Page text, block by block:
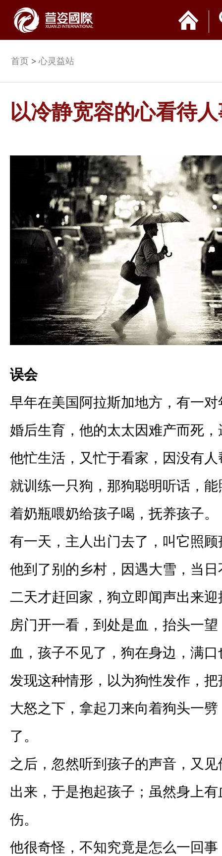
首页 > 心灵益站
以冷静宽容的心看待
误会
早年在美国阿拉斯加地方，有一
婚后生育，他的太太因难产而死
他忙生活，又忙于看家，因没有
就训练一只狗，那狗聪明听话，
着奶瓶喂奶给孩子喝，抚养孩子。
有一天，主人出门去了，叫它照顾
他到了别的乡村，因遇大雪，当
二天才赶回家，狗立即闻声出来
房门开一看，到处是血，抬头一
血，孩子不见了，狗在身边，满
发现这种情形，以为狗性发作，
大怒之下，拿起刀来向着狗头一
了。
之后，忽然听到孩子的声音，又
出来，于是抱起孩子；虽然身上
伤。
他很奇怪，不知究竟是怎么一回